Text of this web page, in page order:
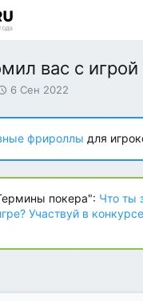
вас с игрой
Д
т
н
а
ч
л
а
6 Сен 2022
фрироллы для
покера": Что ты
Участвуй в